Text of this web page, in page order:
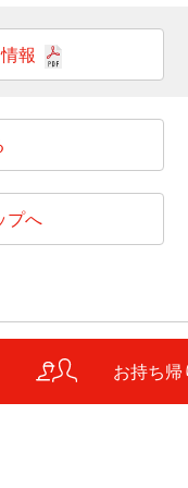
報
プへ
お持ち帰